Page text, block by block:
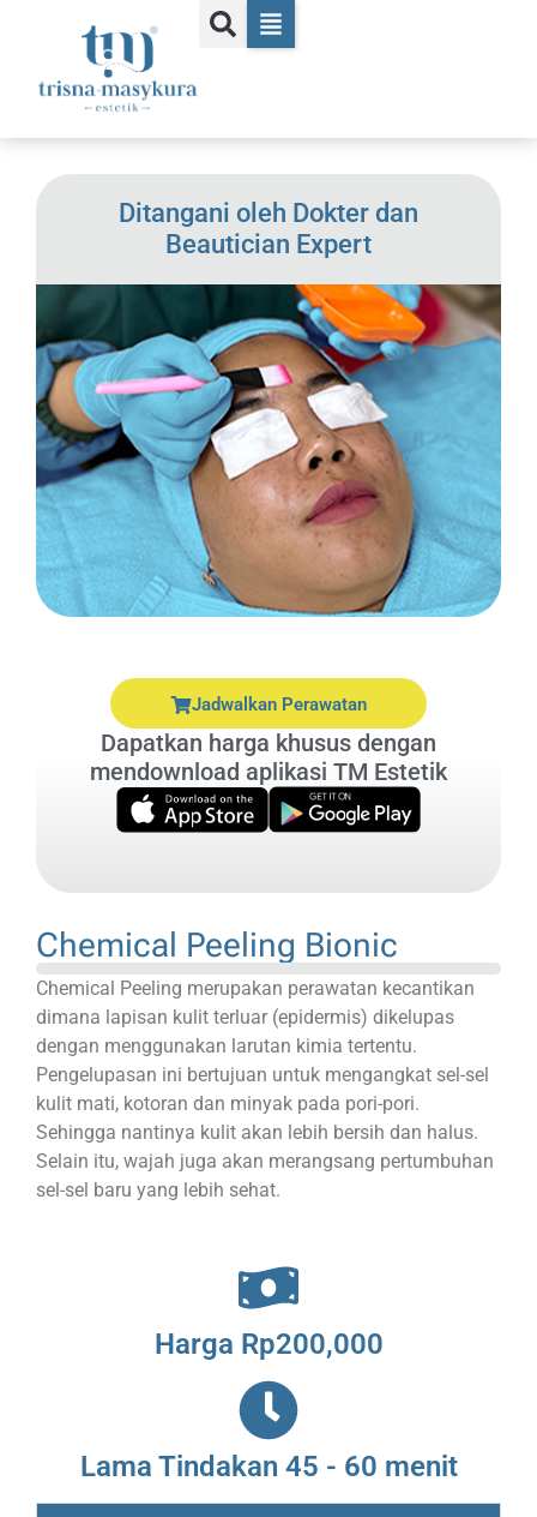
Ditangani oleh Dokter dan
Beautician Expert
Jadwalkan Perawatan
Dapatkan harga khusus dengan
mendownload aplikasi TM Estetik
Chemical Peeling Bionic
Chemical Peeling merupakan perawatan kecantikan
dimana lapisan kulit terluar (epidermis) dikelupas
dengan menggunakan larutan kimia tertentu.
Pengelupasan ini bertujuan untuk mengangkat sel-sel
kulit mati, kotoran dan minyak pada pori-pori.
Sehingga nantinya kulit akan lebih bersih dan halus.
Selain itu, wajah juga akan merangsang pertumbuhan
sel-sel baru yang lebih sehat.
Harga Rp200,000
Lama Tindakan 45 - 60 menit